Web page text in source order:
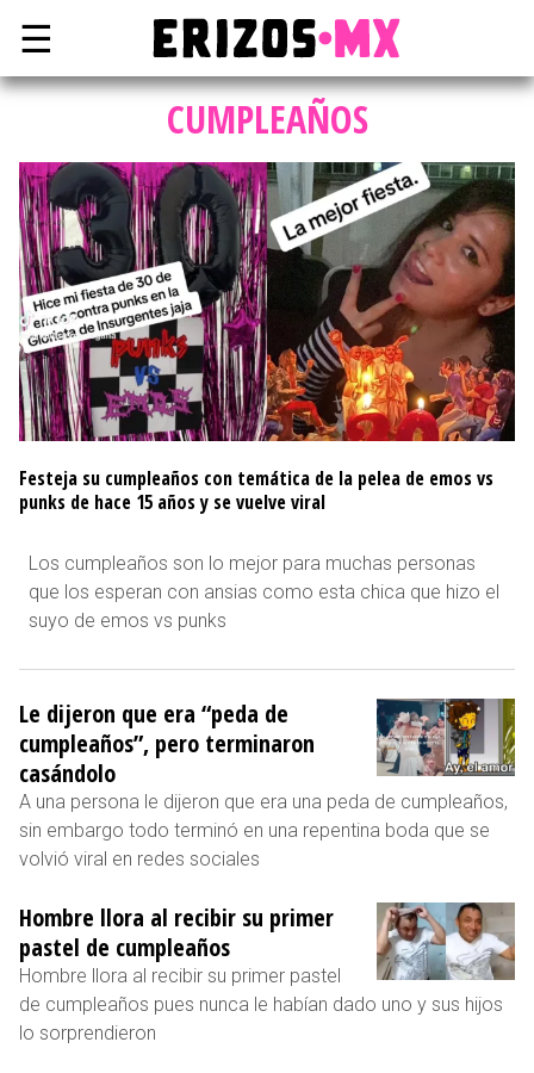
☰
CUMPLEAÑOS
Festeja su cumpleaños con temática de la pelea de emos vs
punks de hace 15 años y se vuelve viral
Los cumpleaños son lo mejor para muchas personas
que los esperan con ansias como esta chica que hizo el
suyo de emos vs punks
Le dijeron que era “peda de
cumpleaños”, pero terminaron
casándolo
A una persona le dijeron que era una peda de cumpleaños,
sin embargo todo terminó en una repentina boda que se
volvió viral en redes sociales
Hombre llora al recibir su primer
pastel de cumpleaños
Hombre llora al recibir su primer pastel
de cumpleaños pues nunca le habían dado uno y sus hijos
lo sorprendieron